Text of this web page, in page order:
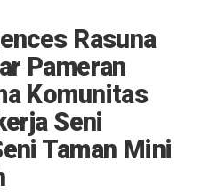
Rasuna
Pameran
Komunitas
Seni
Taman Mini